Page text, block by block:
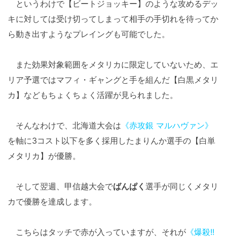
というわけで【ビートジョッキー】のような攻めるデッ
キに対しては受け切ってしまって相手の手切れを待ってか
ら動き出すようなプレイングも可能でした。
また効果対象範囲をメタリカに限定していないため、エ
リア予選ではマフィ・ギャングと手を組んだ【白黒メタリ
カ】などもちょくちょく活躍が見られました。
そんなわけで、北海道大会は 《赤攻銀 マルハヴァン》
を軸に3コスト以下を多く採用したまりんか選手の【白単
メタリカ】が優勝。
そして翌週、甲信越大会でばんぱく 選手が同じくメタリ
カで優勝を達成します。
こちらはタッチで赤が入っていますが、それが 《爆殺!!